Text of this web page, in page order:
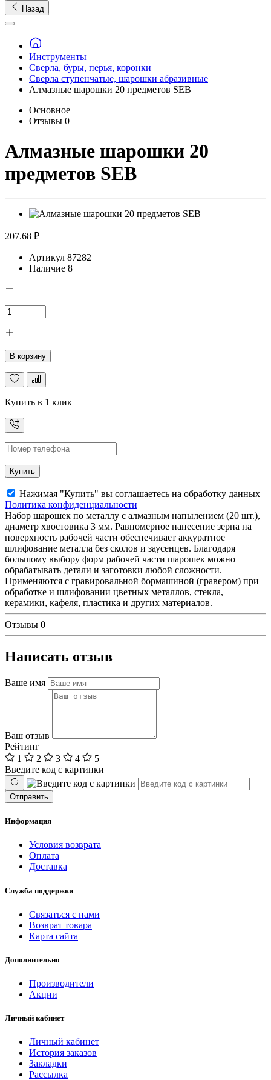
Назад
Инструменты
Сверла, буры, перья, коронки
Сверла ступенчатые, шарошки абразивные
Алмазные шарошки 20 предметов SEB
Основное
Отзывы 0
Алмазные шарошки 20
предметов SEB
207.68 ₽
Артикул 87282
Наличие 8
В корзину
Купить в 1 клик
Купить
Нажимая "Купить" вы соглашаетесь на обработку данных
Политика конфиденциальности
Набор шарошек по металлу с алмазным напылением (20 шт.),
диаметр хвостовика 3 мм. Равномерное нанесение зерна на
поверхность рабочей части обеспечивает аккуратное
шлифование металла без сколов и заусенцев. Благодаря
большому выбору форм рабочей части шарошек можно
обрабатывать детали и заготовки любой сложности.
Применяются с гравировальной бормашиной (гравером) при
обработке и шлифовании цветных металлов, стекла,
керамики, кафеля, пластика и других материалов.
Отзывы 0
Написать отзыв
Ваше имя
Ваш отзыв
Рейтинг
1
2 3 4
5
Введите код с картинки
Отправить
Информация
Условия возврата
Оплата
Доставка
Служба поддержки
Связаться с нами
Возврат товара
Карта сайта
Дополнительно
Производители
Акции
Личный кабинет
Личный кабинет
История заказов
Закладки
Рассылка